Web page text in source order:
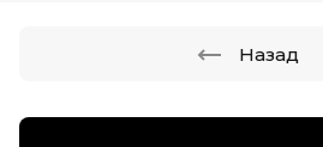
Назад